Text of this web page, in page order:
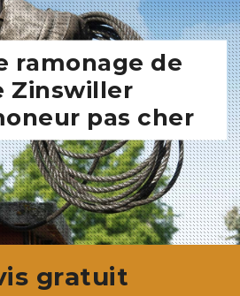
ramonage de
Zinswiller
pas cher
gratuit